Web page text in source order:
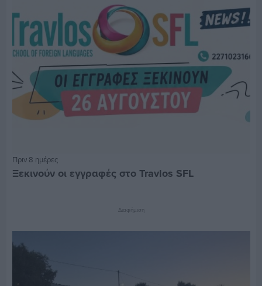
Πριν 8 ημέρες
Ξεκινούν οι εγγραφές στο Travlos SFL
Διαφήμιση